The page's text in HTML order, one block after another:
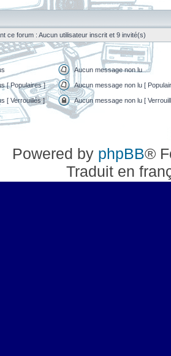
ce forum : Aucun utilisateur inscrit et 9 invité(s)
Aucun message non lu
[ Populaires ] Aucun message non lu [
[ Verrouillés ] Aucun message non lu [
Powered by phpBB®
Traduit en